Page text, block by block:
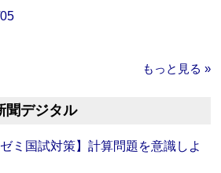
もっと見る »
聞デジタル
ゼミ国試対策】計算問題を意識しよ